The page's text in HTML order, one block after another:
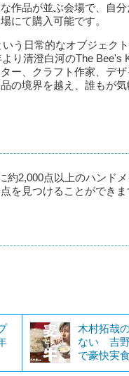
作品が並ぶ会場で、自
にて購入可能です。
う日常的なオブジェク
り清澄白河のThe Bee's
ー、クラフト作家、デ
の境界を越え、誰もが
約2,000点以上のハンド
を見つけることができま
木村拓哉
ない 吉野
で豪快実食